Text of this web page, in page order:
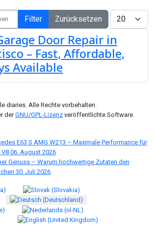
Filter Zurücksetzen
Anzeige #
Door Repair in
– Fast, Affordable,
Available
diaries. Alle Rechte vorbehalten.
derGNU/GPL-Lizenz veröffentlichte Software.
E63 S AMG W213 – Maximale Performance für
06. August 2026
Genuss – Warum hochwertige Zutaten den
30. Juli 2026